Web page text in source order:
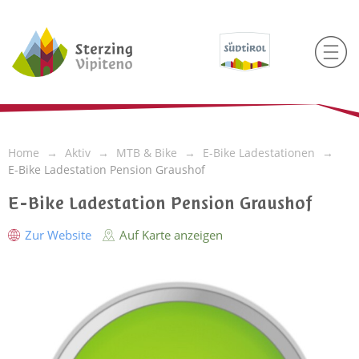
Home Aktiv MTB & Bike
E-Bike Ladestationen
E-Bike Ladestation Pension Graushof
E-Bike Ladestation Pension Graushof
Zur Website Auf Karte anzeigen